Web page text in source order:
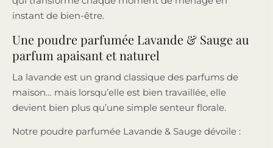
instant de bien-être.
Une poudre parfumée Lavande & Sauge au
parfum apaisant et naturel
La lavande est un grand classique des parfums de
maison… mais lorsqu’elle est bien travaillée, elle
devient bien plus qu’une simple senteur florale.
Notre poudre parfumée Lavande & Sauge dévoile :